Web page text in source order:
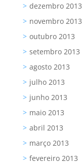
dezembro 2013
novembro 2013
outubro 2013
setembro 2013
agosto 2013
julho 2013
junho 2013
maio 2013
abril 2013
março 2013
fevereiro 2013